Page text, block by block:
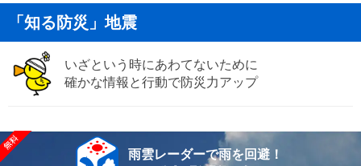
「知る防災」地震
いざという時にあわてないために
確かな情報と行動で防災力アップ
雨雲レーダーで雨を回避！